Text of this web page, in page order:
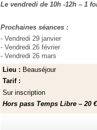
Le vendredi de 10h -12h – 1
Prochaines séances :
- Vendredi 29 janvier
- Vendredi 26 février
- Vendredi 26 mars
Lieu : Beauséjour
Tarif :
Sur inscription
Hors pass Temps Libre – 20